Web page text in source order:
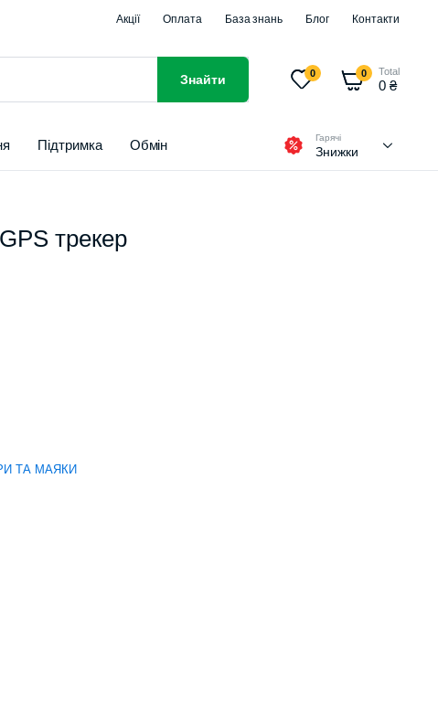
Акції Оплата База знань Блог Контакти
Знайти 0 0 Total
0₴
Підтримка Обмін Гарячі
Знижки
трекер
ТА МАЯКИ